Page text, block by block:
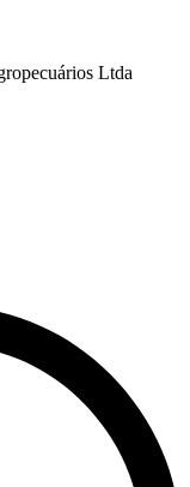
Ltda